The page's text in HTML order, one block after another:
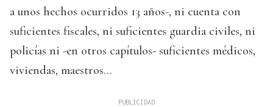
a unos hechos ocurridos 13 años-, ni cuenta con
suficientes fiscales, ni suficientes guardia civiles, ni
policías ni -en otros capítulos- suficientes médicos,
viviendas, maestros…